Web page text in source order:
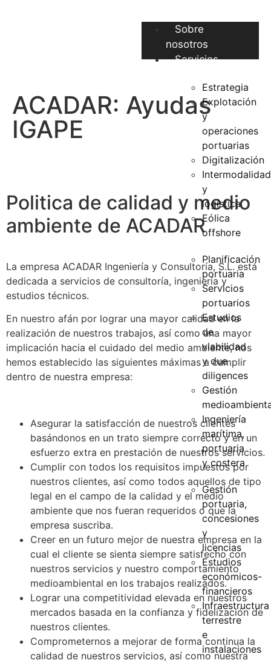
Sobre
nosotros
Servicios
Estrategia
Explotación
y
operaciones
portuarias
Digitalización
Intermodalidad
y
logística
Eólica
offshore
Planificación
portuaria
Servicios
portuarios
Estudios
de
viabilidad
y due
diligences
Gestión
Ingeniería
marítima,
portuaria
y costera
Gestión
portuaria,
concesiones
y
licencias
Estudios
económicos-
financieros
Infraestructura
terrestre
e
instalaciones
ACADAR: Ayudas
IGAPE
Politica de calidad y medio
ambiente de ACADAR
La empresa ACADAR Ingeniería y Consultoría, S.L. está
dedicada a servicios de consultoría, ingeniería y
estudios técnicos.
En nuestro afán por lograr una mayor calidad en la
realización de nuestros trabajos, así como una mayor
implicación hacia el cuidado del medio ambiente, nos
hemos establecido las siguientes máximas a cumplir
dentro de nuestra empresa:
Asegurar la satisfacción de nuestros clientes
basándonos en un trato siempre correcto y en un
esfuerzo extra en prestación de nuestros servicios.
Cumplir con todos los requisitos impuestos por
nuestros clientes, así como todos aquellos de tipo
legal en el campo de la calidad y el medio
ambiente que nos fueran requeridos o que la
empresa suscriba.
Creer en un futuro mejor de nuestra empresa en la
cual el cliente se sienta siempre satisfecho con
nuestros servicios y nuestro comportamiento
medioambiental en los trabajos realizados.
Lograr una competitividad elevada en nuestros
mercados basada en la confianza y fidelización de
nuestros clientes.
Comprometernos a mejorar de forma continua la
calidad de nuestros servicios, así como nuestra